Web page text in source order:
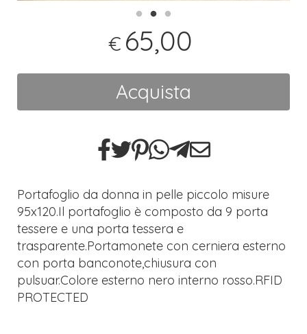
€ 65,00
Acquista
Portafoglio da donna in pelle piccolo misure
95x120.Il portafoglio è composto da 9 porta
tessere e una porta tessera e
trasparente.Portamonete con cerniera esterno
con porta banconote,chiusura con
pulsuar.Colore esterno nero interno rosso.RFID
PROTECTED